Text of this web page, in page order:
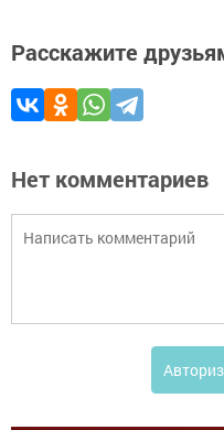
Расскажите
Нет комментариев